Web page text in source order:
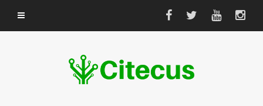
contenido